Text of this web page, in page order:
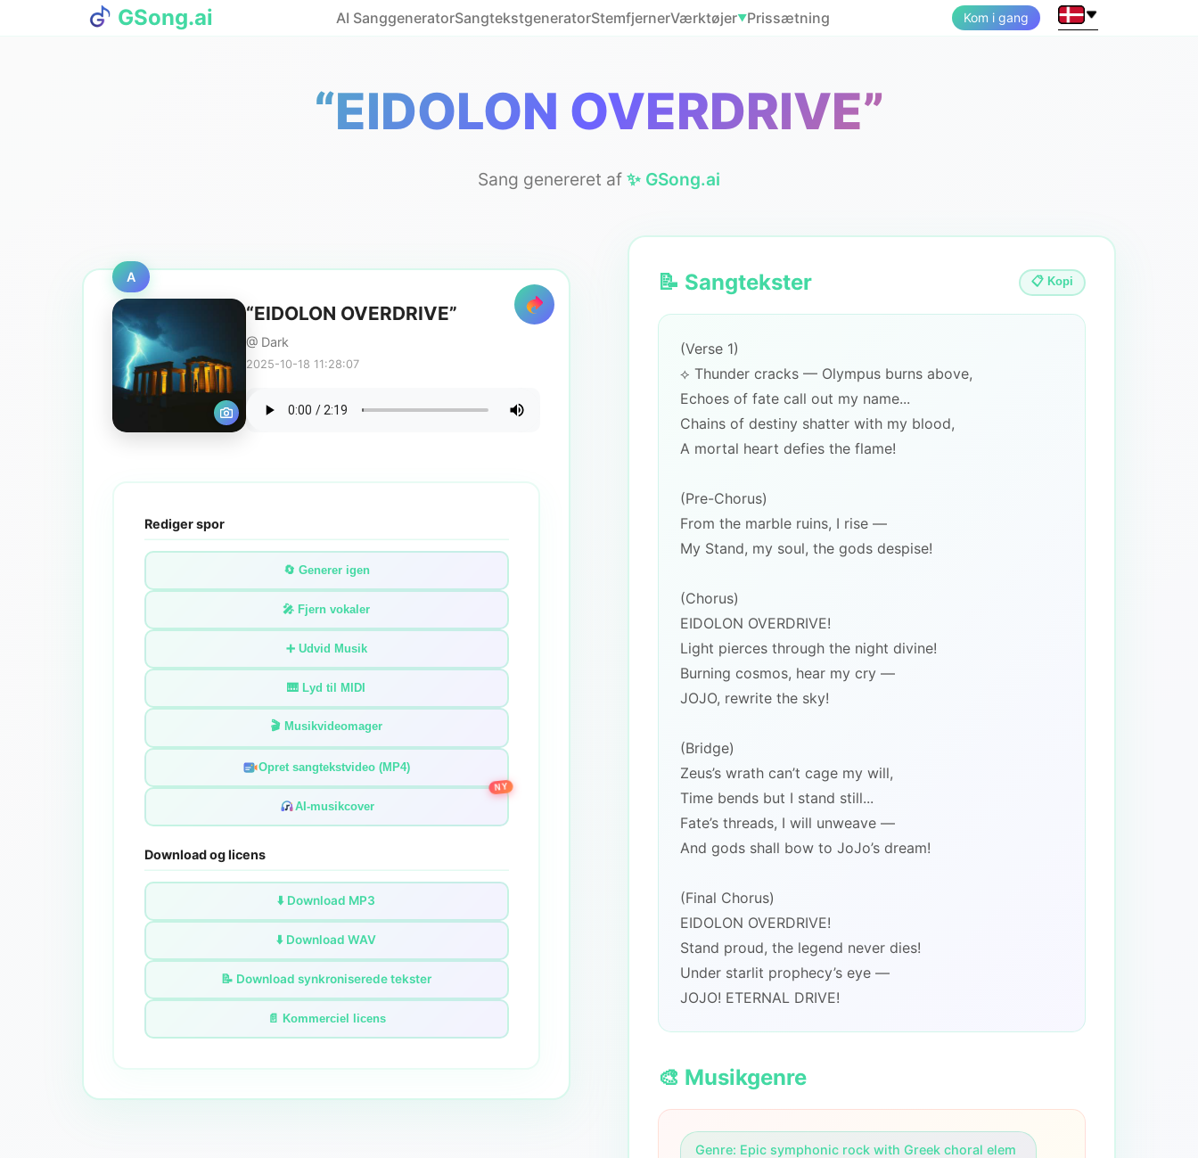
GSong.ai AI SanggeneratorSangtekstgeneratorStemfjernerVærktøjer▼Prissætning Kom i gang
“EIDOLON OVERDRIVE”
Sang genereret af ✨ GSong.ai
A
“EIDOLON OVERDRIVE”
@ Dark
2025-10-18 11:28:07
Rediger spor
🔄 Generer igen
🎤 Fjern vokaler
➕ Udvid Musik
🎹 Lyd til MIDI
🎬 Musikvideomager
Opret sangtekstvideo (MP4)
AI-musikcover
NY
Download og licens
⬇️ Download MP3
⬇️ Download WAV
📝 Download synkroniserede tekster
📄 Kommerciel licens
📝 Sangtekster 📋 Kopi
(Verse 1)
⟡ Thunder cracks — Olympus burns above,
Echoes of fate call out my name...
Chains of destiny shatter with my blood,
A mortal heart defies the flame!
(Pre-Chorus)
From the marble ruins, I rise —
My Stand, my soul, the gods despise!
(Chorus)
EIDOLON OVERDRIVE!
Light pierces through the night divine!
Burning cosmos, hear my cry —
JOJO, rewrite the sky!
(Bridge)
Zeus’s wrath can’t cage my will,
Time bends but I stand still...
Fate’s threads, I will unweave —
And gods shall bow to JoJo’s dream!
(Final Chorus)
EIDOLON OVERDRIVE!
Stand proud, the legend never dies!
Under starlit prophecy’s eye —
JOJO! ETERNAL DRIVE!
🎨 Musikgenre
Genre: Epic symphonic rock with Greek choral elem